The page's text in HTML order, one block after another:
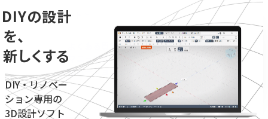
サポート
よくある質問
マニュアル
旧バージョンダウンロード
ニュース
DIYの設計
を、
新しくする
DIY・リノベー
ション専用の
3D設計ソフト